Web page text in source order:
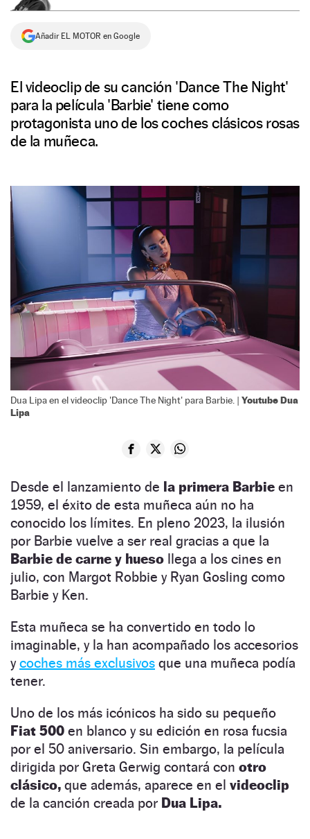
Añadir EL MOTOR en Google
El videoclip de su canción 'Dance The Night'
para la película 'Barbie' tiene como
protagonista uno de los coches clásicos rosas
de la muñeca.
Dua Lipa en el videoclip 'Dance The Night' para Barbie. | Youtube Dua
Lipa
Desde el lanzamiento de la primera Barbie en
1959, el éxito de esta muñeca aún no ha
conocido los límites. En pleno 2023, la ilusión
por Barbie vuelve a ser real gracias a que la
Barbie de carne y hueso llega a los cines en
julio, con Margot Robbie y Ryan Gosling como
Barbie y Ken.
Esta muñeca se ha convertido en todo lo
imaginable, y la han acompañado los accesorios
ycoches más exclusivos que una muñeca podía
tener.
Uno de los más icónicos ha sido su pequeño
Fiat 500 en blanco y su edición en rosa fucsia
por el 50 aniversario. Sin embargo, la película
dirigida por Greta Gerwig contará con otro
clásico, que además, aparece en el videoclip
de la canción creada por Dua Lipa.